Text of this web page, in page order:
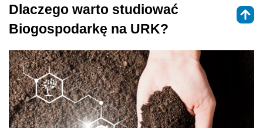
Dlaczego warto studiować
Biogospodarkę na URK?